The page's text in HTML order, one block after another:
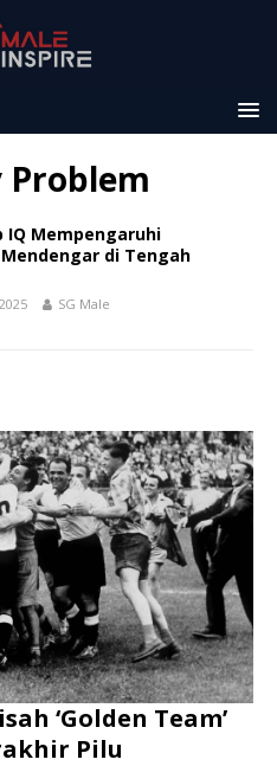
IQ Mempengaruhi
di Tengah
SG Male
‘Golden Team’
Pilu